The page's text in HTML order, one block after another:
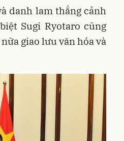
danh lam thắng cảnh
Sugi Ryotaro cũng
giao lưu văn hóa và